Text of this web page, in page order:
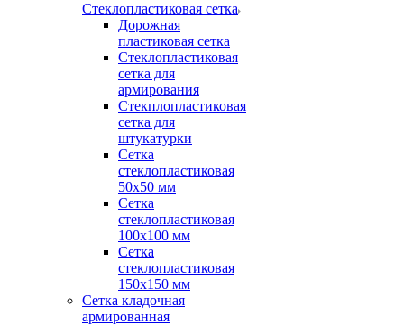
Стеклопластиковая сетка
Дорожная
пластиковая сетка
Стеклопластиковая
сетка для
армирования
Стекплопластиковая
сетка для
штукатурки
Сетка
стеклопластиковая
50x50 мм
Сетка
стеклопластиковая
100x100 мм
Сетка
стеклопластиковая
150x150 мм
Сетка кладочная
армированная